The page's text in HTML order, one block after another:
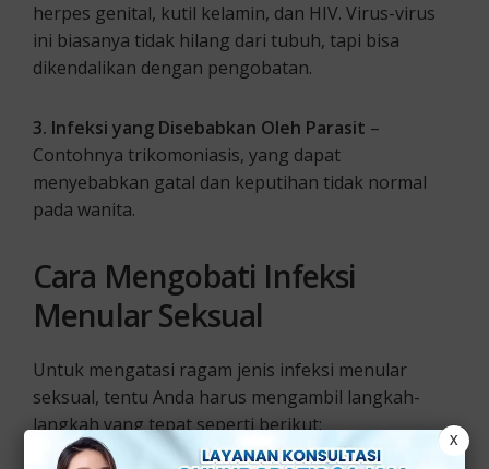
herpes genital, kutil kelamin, dan HIV. Virus-virus
ini biasanya tidak hilang dari tubuh, tapi bisa
dikendalikan dengan pengobatan.
3. Infeksi yang Disebabkan Oleh Parasit –
Contohnya trikomoniasis, yang dapat
menyebabkan gatal dan keputihan tidak normal
pada wanita.
Cara Mengobati Infeksi
Menular Seksual
Untuk mengatasi ragam jenis infeksi menular
seksual, tentu Anda harus mengambil langkah-
langkah yang tepat seperti berikut:
X